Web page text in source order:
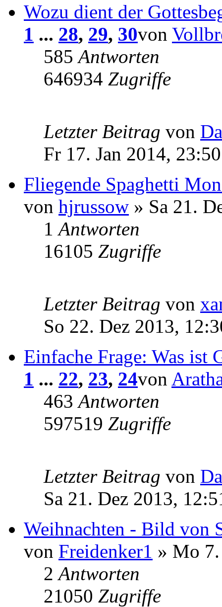
Wozu dient der
1 ... 28, 29, 30von
585Antworten
646934 Zugriffe
Letzter Beitrag von
Fr 17. Jan 2014, 23:50
Fliegende Spaghetti
von hjrussow » Sa 21.
1Antworten
16105 Zugriffe
Letzter Beitrag von
So 22. Dez 2013,
Einfache Frage: Was ist
1 ... 22, 23, 24von
463Antworten
597519 Zugriffe
Letzter Beitrag von
Sa 21. Dez 2013,
Weihnachten - Bild von
von Freidenker1 » Mo
2Antworten
21050 Zugriffe